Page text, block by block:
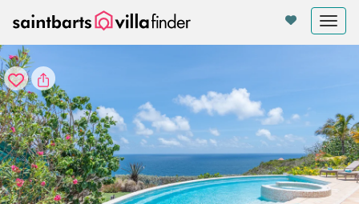
Cookies beheer paneel